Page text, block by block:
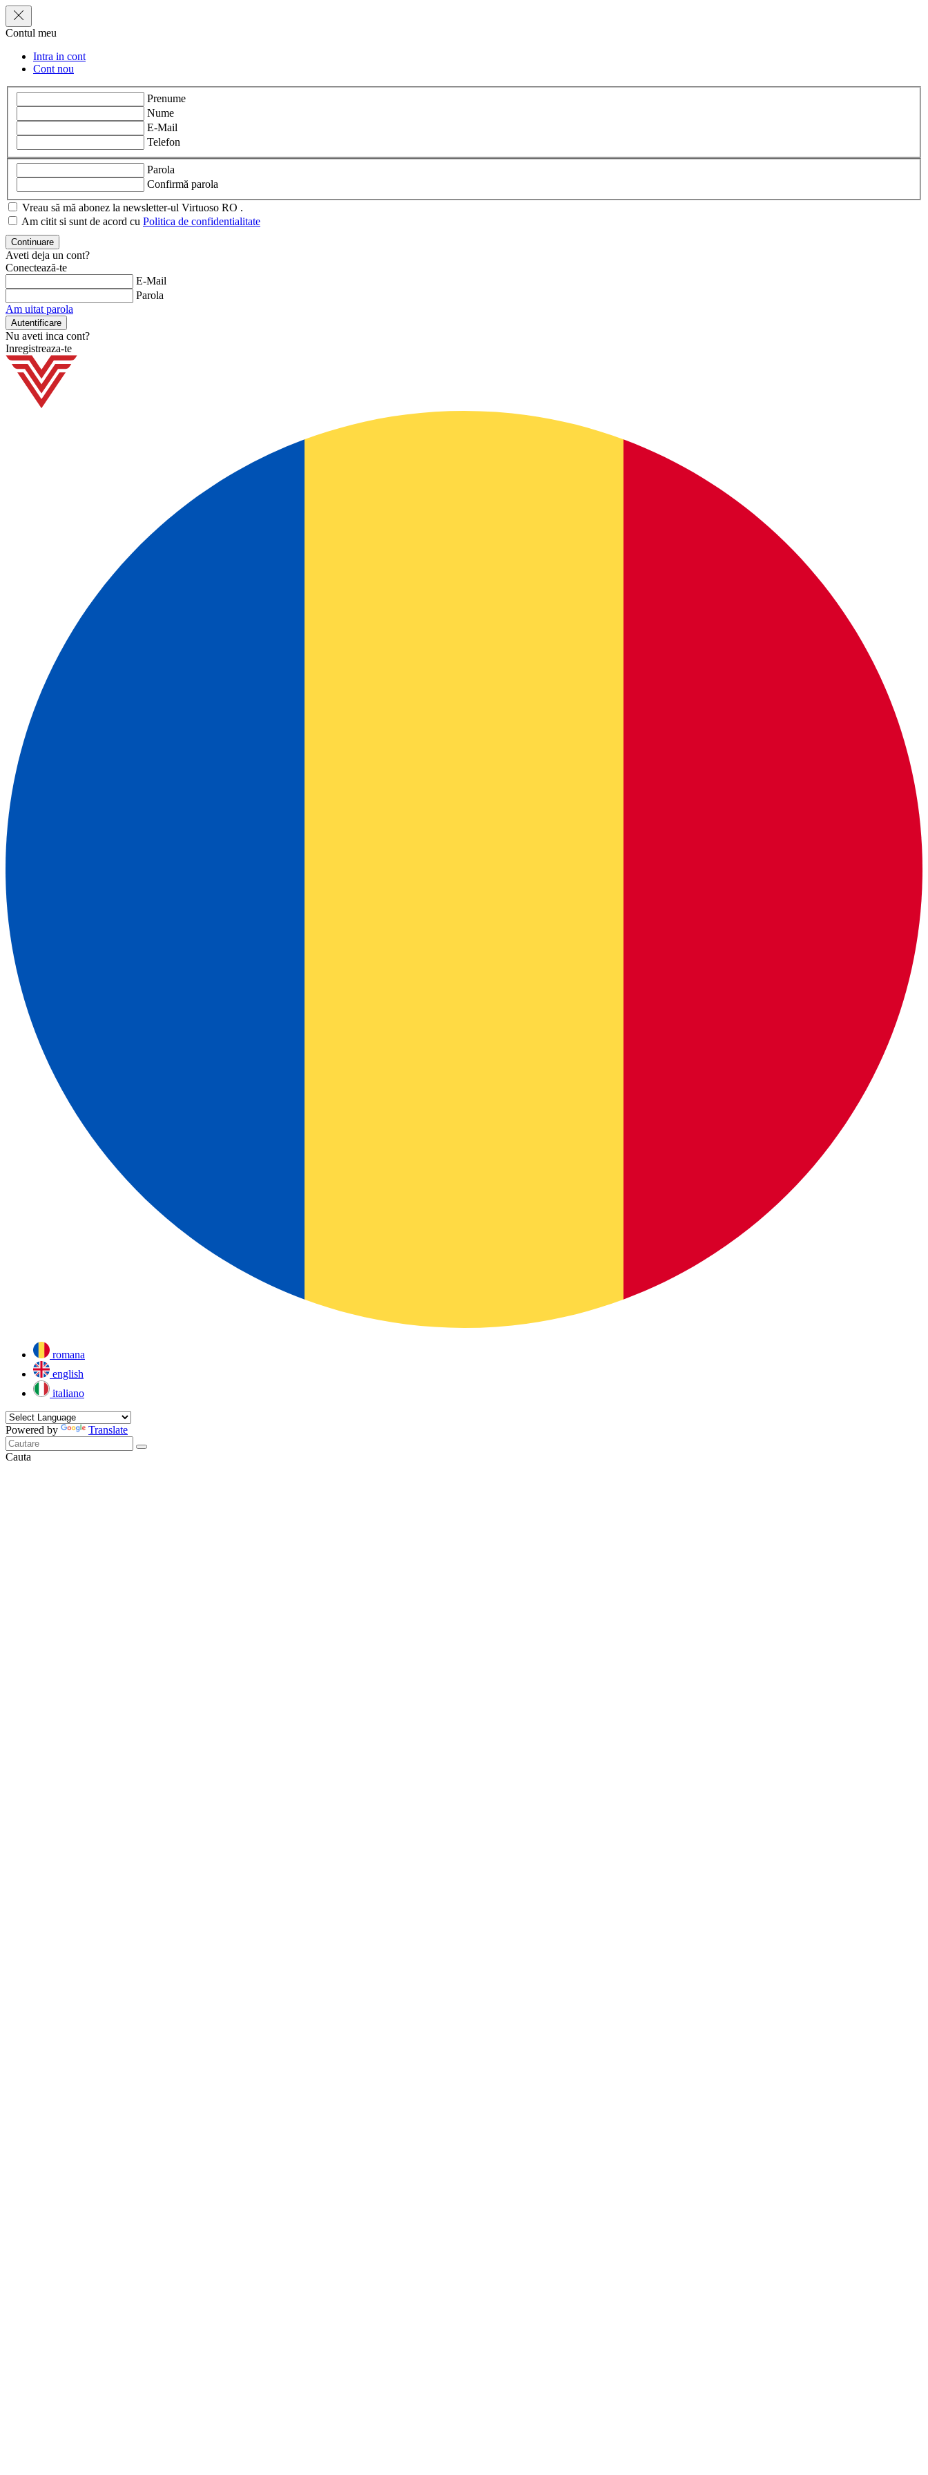
Contul meu
Intra in cont
Cont nou
Prenume
Nume
E-Mail
Telefon
Parola
Confirmă parola
Vreau să mă abonez la newsletter-ul Virtuoso RO .
Am citit si sunt de acord cu Politica de confidentialitate
Aveti deja un cont?
Conectează-te
E-Mail
Parola
Am uitat parola
Nu aveti inca cont?
Inregistreaza-te
romana
english
italiano
Powered by Translate
Cauta